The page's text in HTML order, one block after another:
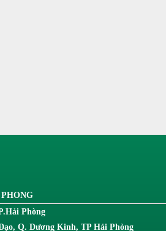
Phòng
Q. Dương Kinh, TP Hải Phòng